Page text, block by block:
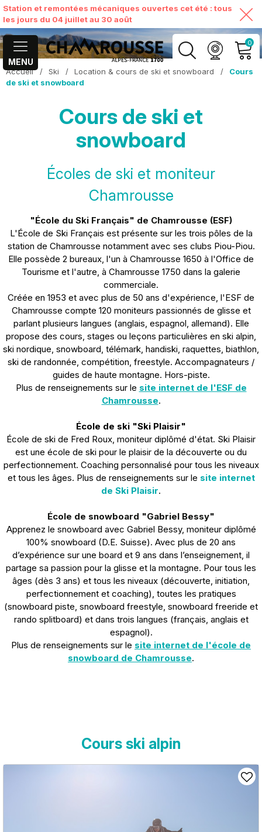
Station et remontées mécaniques ouvertes cet été : tous
les jours du 04 juillet au 30 août
MENU
0
MON COMPTE
VOIR MON PANIER
Accueil / Ski / Location & cours de ski et snowboard /
Cours
de ski et snowboard
Cours de ski et
snowboard
Écoles de ski et moniteur
Chamrousse
"École du Ski Français" de Chamrousse (ESF)
L'École de Ski Français est présente sur les trois pôles de la
station de Chamrousse notamment avec ses clubs Piou-Piou.
Elle possède 2 bureaux, l'un à Chamrousse 1650 à l'Office de
Tourisme et l'autre, à Chamrousse 1750 dans la galerie
commerciale.
Créée en 1953 et avec plus de 50 ans d'expérience, l'ESF de
Chamrousse compte 120 moniteurs passionnés de glisse et
parlant plusieurs langues (anglais, espagnol, allemand). Elle
propose des cours, stages ou leçons particulières en ski alpin,
ski nordique, snowboard, télémark, handiski, raquettes, biathlon,
ski de randonnée, compétition, freestyle. Accompagnateurs /
guides de haute montagne. Hors-piste.
Plus de renseignements sur le site internet de l'ESF de
Chamrousse.
École de ski "Ski Plaisir"
École de ski de Fred Roux, moniteur diplômé d'état. Ski Plaisir
est une école de ski pour le plaisir de la découverte ou du
perfectionnement. Coaching personnalisé pour tous les niveaux
et tous les âges. Plus de renseignements sur le site internet
de Ski Plaisir.
École de snowboard "Gabriel Bessy"
Apprenez le snowboard avec Gabriel Bessy, moniteur diplômé
100% snowboard (D.E. Suisse). Avec plus de 20 ans
d’expérience sur une board et 9 ans dans l’enseignement, il
partage sa passion pour la glisse et la montagne. Pour tous les
âges (dès 3 ans) et tous les niveaux (découverte, initiation,
perfectionnement et coaching), toutes les pratiques
(snowboard piste, snowboard freestyle, snowboard freeride et
rando splitboard) et dans trois langues (français, anglais et
espagnol).
Plus de renseignements sur le site internet de l'école de
snowboard de Chamrousse.
Cours ski alpin